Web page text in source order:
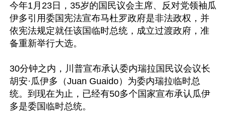
今年1月23日，35岁的国民议会主席、反对党领袖瓜
伊多引用委国宪法宣布马杜罗政府是非法政权，并
依宪法规定就任该国临时总统，成立过渡政府，准
备重新举行大选。
30分钟之内，川普宣布承认委内瑞拉国民议会议长
胡安·瓜伊多（Juan Guaido）为委内瑞拉临时总
统。到现在为止，已经有50多个国家宣布承认瓜伊
多是委国临时总统。